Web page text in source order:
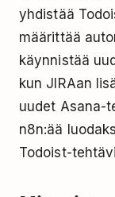
yhdistää
määrittää
käynnistää
kun JIRAan
uudet Asana-
n8n:ää
Todoist-